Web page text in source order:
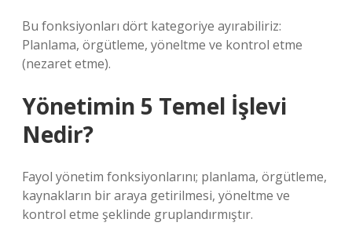
Bu fonksiyonları dört kategoriye ayırabiliriz:
Planlama, örgütleme, yöneltme ve kontrol etme
(nezaret etme).
Yönetimin 5 Temel İşlevi
Nedir?
Fayol yönetim fonksiyonlarını; planlama, örgütleme,
kaynakların bir araya getirilmesi, yöneltme ve
kontrol etme şeklinde gruplandırmıştır.